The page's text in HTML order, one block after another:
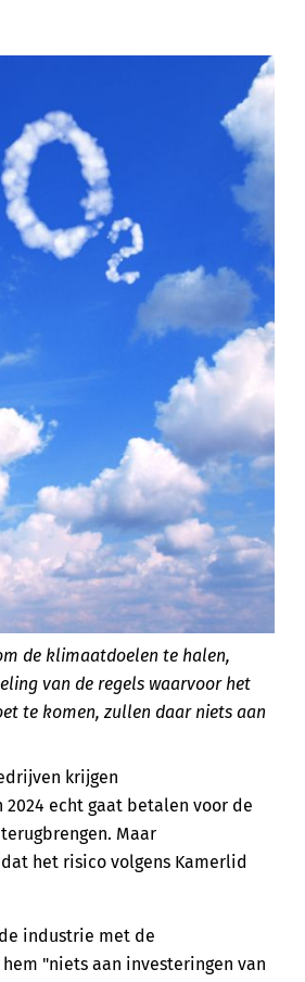
de klimaatdoelen te halen,
van de regels waarvoor het
te komen, zullen daar niets aan
krijgen
echt gaat betalen voor de
Maar
het risico volgens Kamerlid
industrie met de
"niets aan investeringen van